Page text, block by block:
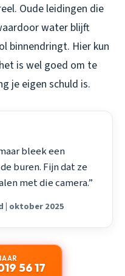
Oude leidingen die
water blijft
binnendringt. Hier kun
is wel goed om te
je eigen schuld is.
bleek een
buren. Fijn dat ze
met die camera.”
| oktober 2025
56 17